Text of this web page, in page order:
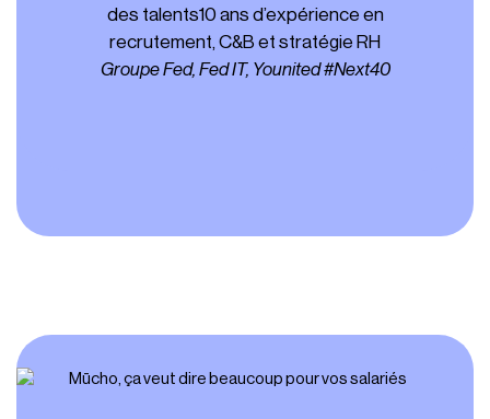
des talents10 ans d’expérience en
recrutement, C&B et stratégie RH
Groupe Fed, Fed IT, Younited #Next40